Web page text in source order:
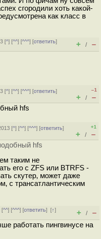
сгородили хоть какой-
как класс в
[^] [^^] [^^^] [ответить]
+ / –
[^] [^^] [^^^] [ответить]
–1
+ / –
hfs
[^] [^^] [^^^] [ответить]
+1
+ / –
hfs
таким не
его с ZFS или BTRFS -
скутер, может даже
с трансатлантическим
[^^] [^^^] [ответить][↑]
+ / –
работать пингвинусе на